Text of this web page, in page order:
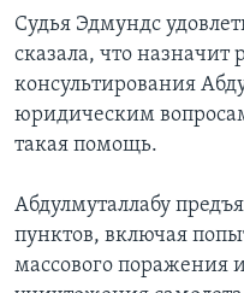
Судья Эдмундс
сказала, что назначит
консультирования
юридическим
такая помощь.
Абдулмуталлабу
пунктов, включая
массового поражения